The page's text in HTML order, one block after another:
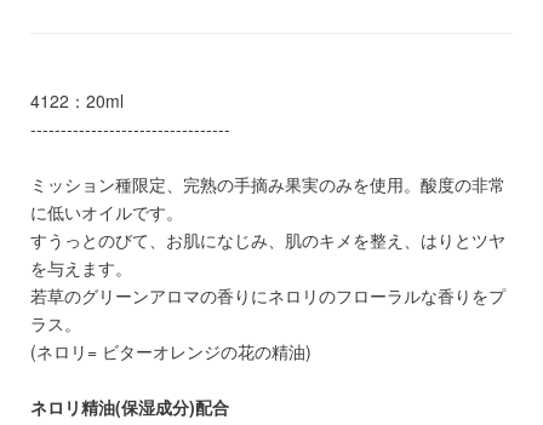
4122：20ml
---------------------------------
ミッション種限定、完熟の手摘み果実のみを使用。酸度の非常
に低いオイルです。
すうっとのびて、お肌になじみ、肌のキメを整え、はりとツヤ
を与えます。
若草のグリーンアロマの香りにネロリのフローラルな香りをプ
ラス。
(ネロリ= ビターオレンジの花の精油)
ネロリ精油(保湿成分)配合